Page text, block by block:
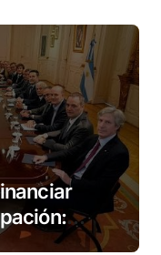
las